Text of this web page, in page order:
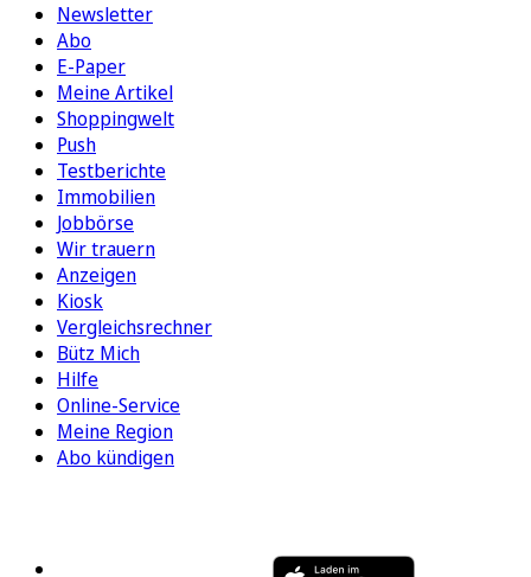
Newsletter
Abo
E-Paper
Meine Artikel
Shoppingwelt
Push
Testberichte
Immobilien
Jobbörse
Wir trauern
Anzeigen
Kiosk
Vergleichsrechner
Bütz Mich
Hilfe
Online-Service
Meine Region
Abo kündigen